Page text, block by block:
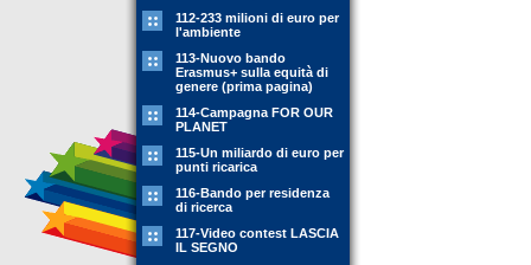
112-233 milioni di euro per
l'ambiente
113-Nuovo bando
Erasmus+ sulla equità di
genere (prima pagina)
114-Campagna FOR OUR
PLANET
115-Un miliardo di euro per
punti ricarica
116-Bando per residenza
di ricerca
117-Video contest LASCIA
IL SEGNO